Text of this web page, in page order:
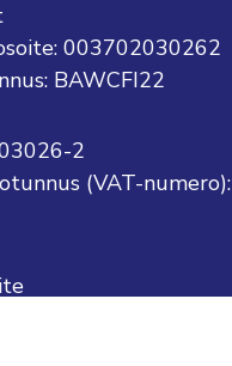
003702030262
BAWCFI22
2
(VAT-numero):